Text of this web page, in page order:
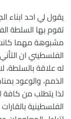
يقول لي احد ابناء
تقوم بها السلطة
مشبوهة مهما
الفلسطيني ان
له علاقة بالسلطة،
الذمم، والوعود
لذا يتطلب من
الفلسطينية